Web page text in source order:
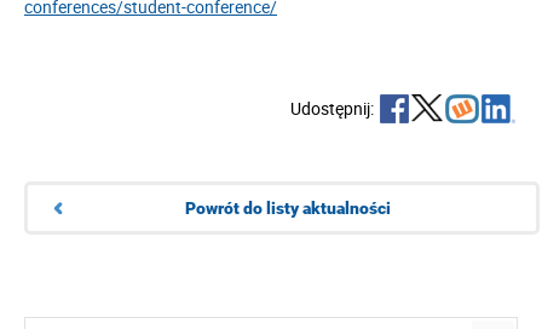
conferences/student-conference/
Udostępnij:
Powrót do listy aktualności